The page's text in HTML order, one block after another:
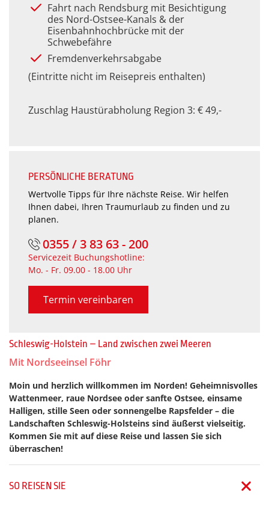
Schleswig-Holstein – Land zwischen zwei Meeren
Mit Nordseeinsel Föhr
Moin und herzlich willkommen im Norden! Geheimnisvolles
Wattenmeer, raue Nordsee oder sanfte Ostsee, einsame
Halligen, stille Seen oder sonnengelbe Rapsfelder – die
Landschaften Schleswig-Holsteins sind äußerst vielseitig.
Kommen Sie mit auf diese Reise und lassen Sie sich
überraschen!
SO REISEN SIE
Fahrt nach Rendsburg mit Besichtigung
des Nord-Ostsee-Kanals & der
Eisenbahnhochbrücke mit der
Schwebefähre
Fremdenverkehrsabgabe
(Eintritte nicht im Reisepreis enthalten)
Zuschlag Haustürabholung Region 3: € 49,-
PERSÖNLICHE BERATUNG
Wertvolle Tipps für Ihre nächste Reise. Wir helfen
Ihnen dabei, Ihren Traumurlaub zu finden und zu
planen.
0355 / 3 83 63 - 200
Servicezeit Buchungshotline:
Mo. - Fr. 09.00 - 18.00 Uhr
Termin vereinbaren